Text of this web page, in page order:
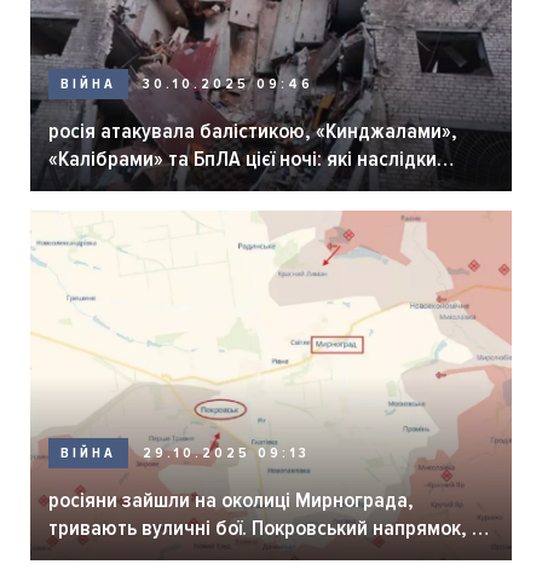
ВІЙНА 30.10.2025 09:46
росія атакувала балістикою, «Кинджалами»,
«Калібрами» та БпЛА цієї ночі: які наслідки
внаслідок агресії
ВІЙНА 29.10.2025 09:13
росіяни зайшли на околиці Мирнограда,
тривають вуличні бої. Покровський напрямок, –
речник угрупування військ «Схід» Шаповал